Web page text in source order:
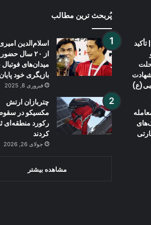
شهادت
پُربحث ترین مطالب
اسلام‌الدین
از ۲۰ سال
میدان‌های فوتبال
بازیگری خود
فبروری 8, 2025
چتربازان ارتش
مکسیکو در
رکورد منطقه‌ای
کردند
جولای 26, 2026
مشاهده بیشتر